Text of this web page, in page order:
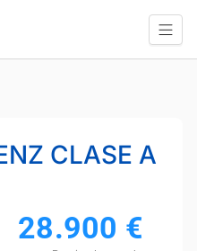
CLASE A
28.900 €